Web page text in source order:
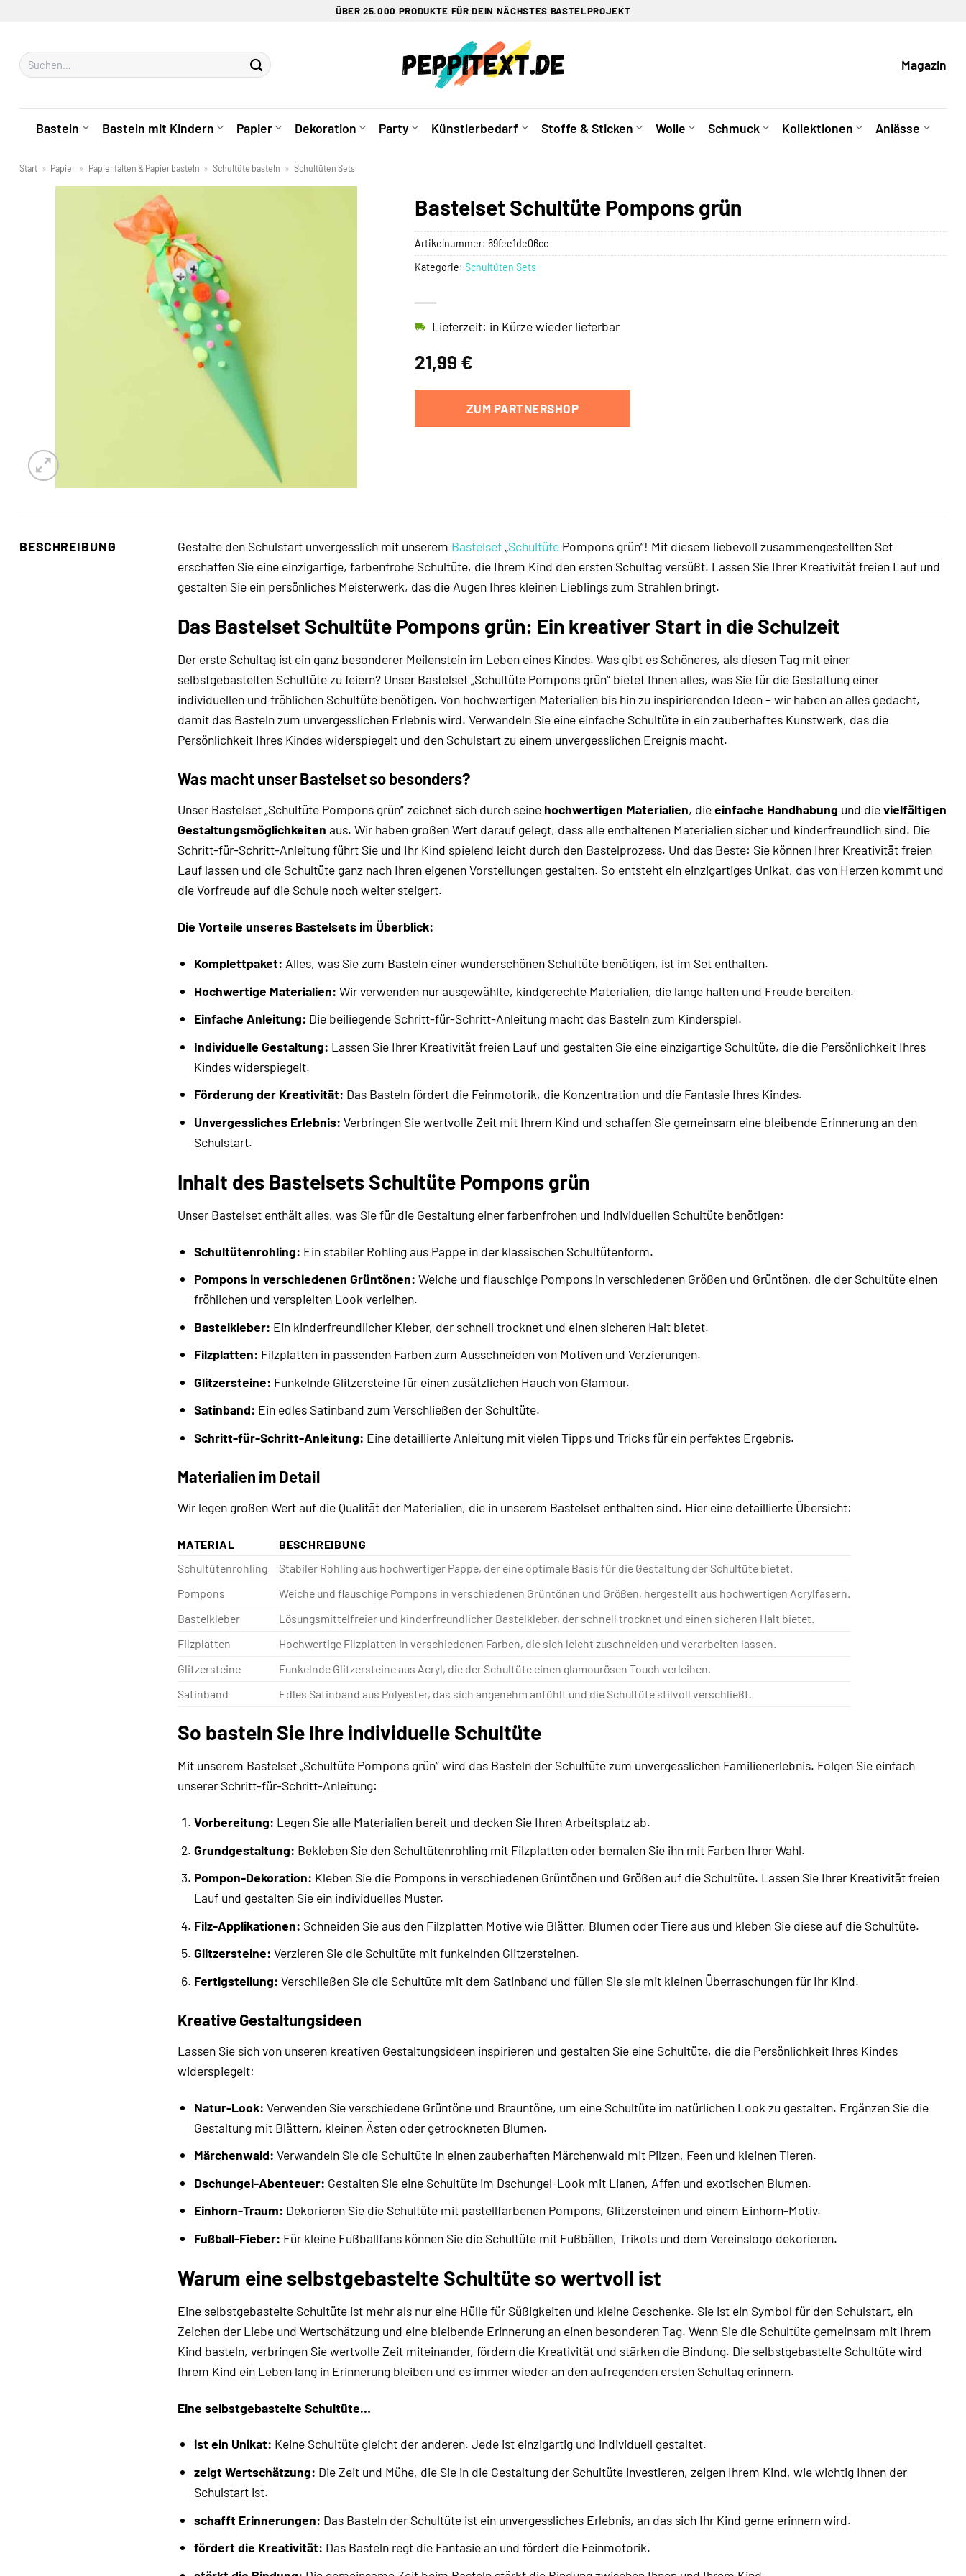
springen
ÜBER 25.000 PRODUKTE FÜR DEIN NÄCHSTES BASTELPROJEKT
Suchen
nach:
Magazin
Basteln Basteln mit Kindern Papier Dekoration Party Künstlerbedarf Stoffe & Sticken Wolle Schmuck Kollektionen Anlässe
Start » Papier » Papier falten & Papier basteln » Schultüte basteln » Schultüten Sets
Bastelset Schultüte Pompons grün
21,99 €
Lieferzeit: in Kürze wieder lieferbar
ZUM PARTNERSHOP
Artikelnummer: 69fee1de06cc
Kategorie: Schultüten Sets
BESCHREIBUNG Gestalte den Schulstart unvergesslich mit unserem Bastelset„Schultüte Pompons grün“! Mit diesem liebevoll zusammengestellten Set
erschaffen Sie eine einzigartige, farbenfrohe Schultüte, die Ihrem Kind den ersten Schultag versüßt. Lassen Sie Ihrer Kreativität freien Lauf und
gestalten Sie ein persönliches Meisterwerk, das die Augen Ihres kleinen Lieblings zum Strahlen bringt.
Das Bastelset Schultüte Pompons grün: Ein kreativer Start in die Schulzeit
Der erste Schultag ist ein ganz besonderer Meilenstein im Leben eines Kindes. Was gibt es Schöneres, als diesen Tag mit einer
selbstgebastelten Schultüte zu feiern? Unser Bastelset „Schultüte Pompons grün“ bietet Ihnen alles, was Sie für die Gestaltung einer
individuellen und fröhlichen Schultüte benötigen. Von hochwertigen Materialien bis hin zu inspirierenden Ideen – wir haben an alles gedacht,
damit das Basteln zum unvergesslichen Erlebnis wird. Verwandeln Sie eine einfache Schultüte in ein zauberhaftes Kunstwerk, das die
Persönlichkeit Ihres Kindes widerspiegelt und den Schulstart zu einem unvergesslichen Ereignis macht.
Was macht unser Bastelset so besonders?
Unser Bastelset „Schultüte Pompons grün“ zeichnet sich durch seine hochwertigen Materialien, dieeinfache Handhabung und dievielfältigen
Gestaltungsmöglichkeiten aus. Wir haben großen Wert darauf gelegt, dass alle enthaltenen Materialien sicher und kinderfreundlich sind. Die
Schritt-für-Schritt-Anleitung führt Sie und Ihr Kind spielend leicht durch den Bastelprozess. Und das Beste: Sie können Ihrer Kreativität freien
Lauf lassen und die Schultüte ganz nach Ihren eigenen Vorstellungen gestalten. So entsteht ein einzigartiges Unikat, das von Herzen kommt und
die Vorfreude auf die Schule noch weiter steigert.
Die Vorteile unseres Bastelsets im Überblick:
Komplettpaket: Alles, was Sie zum Basteln einer wunderschönen Schultüte benötigen, ist im Set enthalten.
Hochwertige Materialien: Wir verwenden nur ausgewählte, kindgerechte Materialien, die lange halten und Freude bereiten.
Einfache Anleitung: Die beiliegende Schritt-für-Schritt-Anleitung macht das Basteln zum Kinderspiel.
Individuelle Gestaltung: Lassen Sie Ihrer Kreativität freien Lauf und gestalten Sie eine einzigartige Schultüte, die die Persönlichkeit Ihres
Kindes widerspiegelt.
Förderung der Kreativität: Das Basteln fördert die Feinmotorik, die Konzentration und die Fantasie Ihres Kindes.
Unvergessliches Erlebnis: Verbringen Sie wertvolle Zeit mit Ihrem Kind und schaffen Sie gemeinsam eine bleibende Erinnerung an den
Schulstart.
Inhalt des Bastelsets Schultüte Pompons grün
Unser Bastelset enthält alles, was Sie für die Gestaltung einer farbenfrohen und individuellen Schultüte benötigen:
Schultütenrohling: Ein stabiler Rohling aus Pappe in der klassischen Schultütenform.
Pompons in verschiedenen Grüntönen: Weiche und flauschige Pompons in verschiedenen Größen und Grüntönen, die der Schultüte einen
fröhlichen und verspielten Look verleihen.
Bastelkleber: Ein kinderfreundlicher Kleber, der schnell trocknet und einen sicheren Halt bietet.
Filzplatten: Filzplatten in passenden Farben zum Ausschneiden von Motiven und Verzierungen.
Glitzersteine: Funkelnde Glitzersteine für einen zusätzlichen Hauch von Glamour.
Satinband: Ein edles Satinband zum Verschließen der Schultüte.
Schritt-für-Schritt-Anleitung: Eine detaillierte Anleitung mit vielen Tipps und Tricks für ein perfektes Ergebnis.
Materialien im Detail
Wir legen großen Wert auf die Qualität der Materialien, die in unserem Bastelset enthalten sind. Hier eine detaillierte Übersicht:
MATERIAL
BESCHREIBUNG
Schultütenrohling
Stabiler Rohling aus hochwertiger Pappe, der eine optimale Basis für die Gestaltung der Schultüte bietet.
Pompons
Weiche und flauschige Pompons in verschiedenen Grüntönen und Größen, hergestellt aus hochwertigen Acrylfasern.
Bastelkleber
Lösungsmittelfreier und kinderfreundlicher Bastelkleber, der schnell trocknet und einen sicheren Halt bietet.
Filzplatten
Hochwertige Filzplatten in verschiedenen Farben, die sich leicht zuschneiden und verarbeiten lassen.
Glitzersteine
Funkelnde Glitzersteine aus Acryl, die der Schultüte einen glamourösen Touch verleihen.
Satinband
Edles Satinband aus Polyester, das sich angenehm anfühlt und die Schultüte stilvoll verschließt.
So basteln Sie Ihre individuelle Schultüte
Mit unserem Bastelset „Schultüte Pompons grün“ wird das Basteln der Schultüte zum unvergesslichen Familienerlebnis. Folgen Sie einfach
unserer Schritt-für-Schritt-Anleitung:
Vorbereitung: Legen Sie alle Materialien bereit und decken Sie Ihren Arbeitsplatz ab.
Grundgestaltung: Bekleben Sie den Schultütenrohling mit Filzplatten oder bemalen Sie ihn mit Farben Ihrer Wahl.
Pompon-Dekoration: Kleben Sie die Pompons in verschiedenen Grüntönen und Größen auf die Schultüte. Lassen Sie Ihrer Kreativität freien
Lauf und gestalten Sie ein individuelles Muster.
Filz-Applikationen: Schneiden Sie aus den Filzplatten Motive wie Blätter, Blumen oder Tiere aus und kleben Sie diese auf die Schultüte.
Glitzersteine: Verzieren Sie die Schultüte mit funkelnden Glitzersteinen.
Fertigstellung: Verschließen Sie die Schultüte mit dem Satinband und füllen Sie sie mit kleinen Überraschungen für Ihr Kind.
Kreative Gestaltungsideen
Lassen Sie sich von unseren kreativen Gestaltungsideen inspirieren und gestalten Sie eine Schultüte, die die Persönlichkeit Ihres Kindes
widerspiegelt:
Natur-Look: Verwenden Sie verschiedene Grüntöne und Brauntöne, um eine Schultüte im natürlichen Look zu gestalten. Ergänzen Sie die
Gestaltung mit Blättern, kleinen Ästen oder getrockneten Blumen.
Märchenwald: Verwandeln Sie die Schultüte in einen zauberhaften Märchenwald mit Pilzen, Feen und kleinen Tieren.
Dschungel-Abenteuer: Gestalten Sie eine Schultüte im Dschungel-Look mit Lianen, Affen und exotischen Blumen.
Einhorn-Traum: Dekorieren Sie die Schultüte mit pastellfarbenen Pompons, Glitzersteinen und einem Einhorn-Motiv.
Fußball-Fieber: Für kleine Fußballfans können Sie die Schultüte mit Fußbällen, Trikots und dem Vereinslogo dekorieren.
Warum eine selbstgebastelte Schultüte so wertvoll ist
Eine selbstgebastelte Schultüte ist mehr als nur eine Hülle für Süßigkeiten und kleine Geschenke. Sie ist ein Symbol für den Schulstart, ein
Zeichen der Liebe und Wertschätzung und eine bleibende Erinnerung an einen besonderen Tag. Wenn Sie die Schultüte gemeinsam mit Ihrem
Kind basteln, verbringen Sie wertvolle Zeit miteinander, fördern die Kreativität und stärken die Bindung. Die selbstgebastelte Schultüte wird
Ihrem Kind ein Leben lang in Erinnerung bleiben und es immer wieder an den aufregenden ersten Schultag erinnern.
Eine selbstgebastelte Schultüte…
ist ein Unikat: Keine Schultüte gleicht der anderen. Jede ist einzigartig und individuell gestaltet.
zeigt Wertschätzung: Die Zeit und Mühe, die Sie in die Gestaltung der Schultüte investieren, zeigen Ihrem Kind, wie wichtig Ihnen der
Schulstart ist.
schafft Erinnerungen: Das Basteln der Schultüte ist ein unvergessliches Erlebnis, an das sich Ihr Kind gerne erinnern wird.
fördert die Kreativität: Das Basteln regt die Fantasie an und fördert die Feinmotorik.